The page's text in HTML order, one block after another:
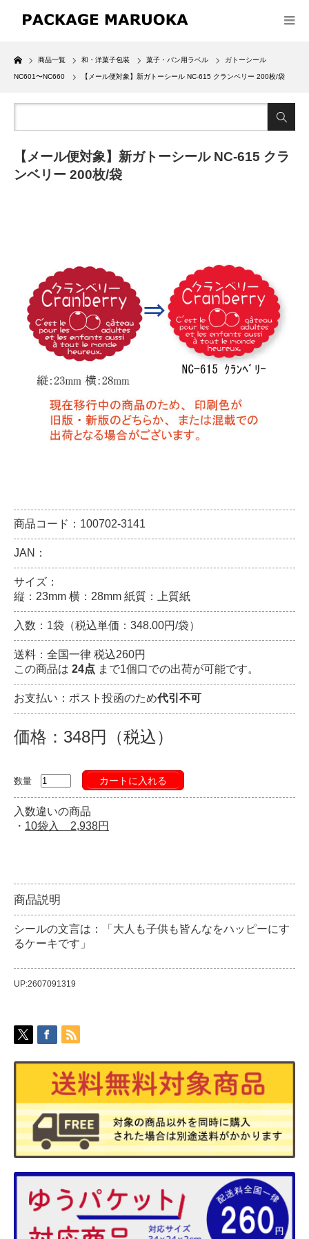
Home
商品一覧 和・洋菓子包装 菓子・パン用ラベル ガトーシール
NC601〜NC660 【メール便対象】新ガトーシール NC-615 クランベリー 200枚/袋
【メール便対象】新ガトーシール NC-615 クラ
ンベリー 200枚/袋
商品コード：100702-3141
JAN：
サイズ：
縦：23mm 横：28mm 紙質：上質紙
入数：1袋（税込単価：348.00円/袋）
送料：全国一律 税込260円
この商品は 24点 まで1個口での出荷が可能です。
お支払い：ポスト投函のため代引不可
価格：348円（税込）
数量 カートに入れる
入数違いの商品
・ 10袋入 2,938円
商品説明
シールの文言は：「大人も子供も皆んなをハッピーにす
るケーキです」
UP:2607091319